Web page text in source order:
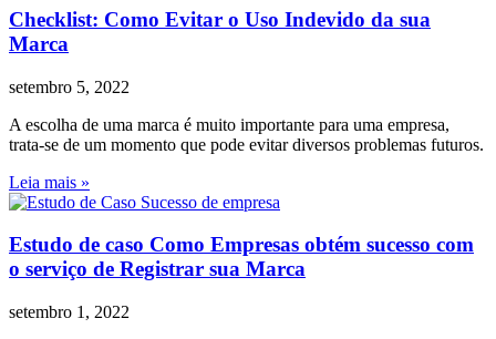
Checklist: Como Evitar o Uso Indevido da sua
Marca
setembro 5, 2022
A escolha de uma marca é muito importante para uma empresa,
trata-se de um momento que pode evitar diversos problemas futuros.
Leia mais »
Estudo de caso Como Empresas obtém sucesso com
o serviço de Registrar sua Marca
setembro 1, 2022